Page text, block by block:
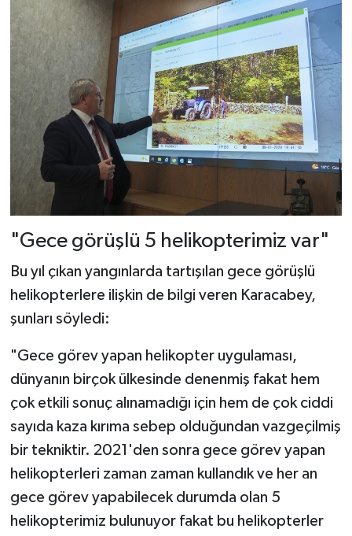
"Gece görüşlü 5 helikopterimiz var"
Bu yıl çıkan yangınlarda tartışılan gece görüşlü
helikopterlere ilişkin de bilgi veren Karacabey,
şunları söyledi:
"Gece görev yapan helikopter uygulaması,
dünyanın birçok ülkesinde denenmiş fakat hem
çok etkili sonuç alınamadığı için hem de çok ciddi
sayıda kaza kırıma sebep olduğundan vazgeçilmiş
bir tekniktir. 2021'den sonra gece görev yapan
helikopterleri zaman zaman kullandık ve her an
gece görev yapabilecek durumda olan 5
helikopterimiz bulunuyor fakat bu helikopterler